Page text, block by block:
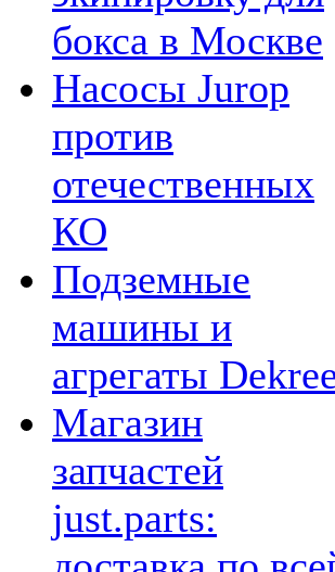
бокса в Москве
Насосы Jurop
против
отечественных
КО
Подземные
машины и
агрегаты
Магазин
запчастей
just.parts: